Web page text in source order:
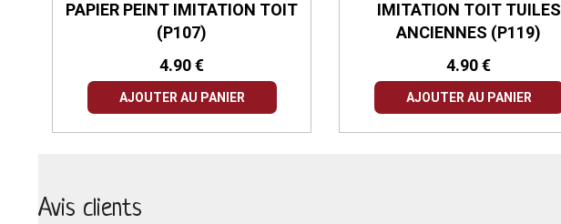
PAPIER PEINT IMITATION TOIT
(P107)
4.90 €
AJOUTER AU PANIER
IMITATION TOIT TUILES
ANCIENNES (P119)
4.90 €
AJOUTER AU PANIER
Avis clients